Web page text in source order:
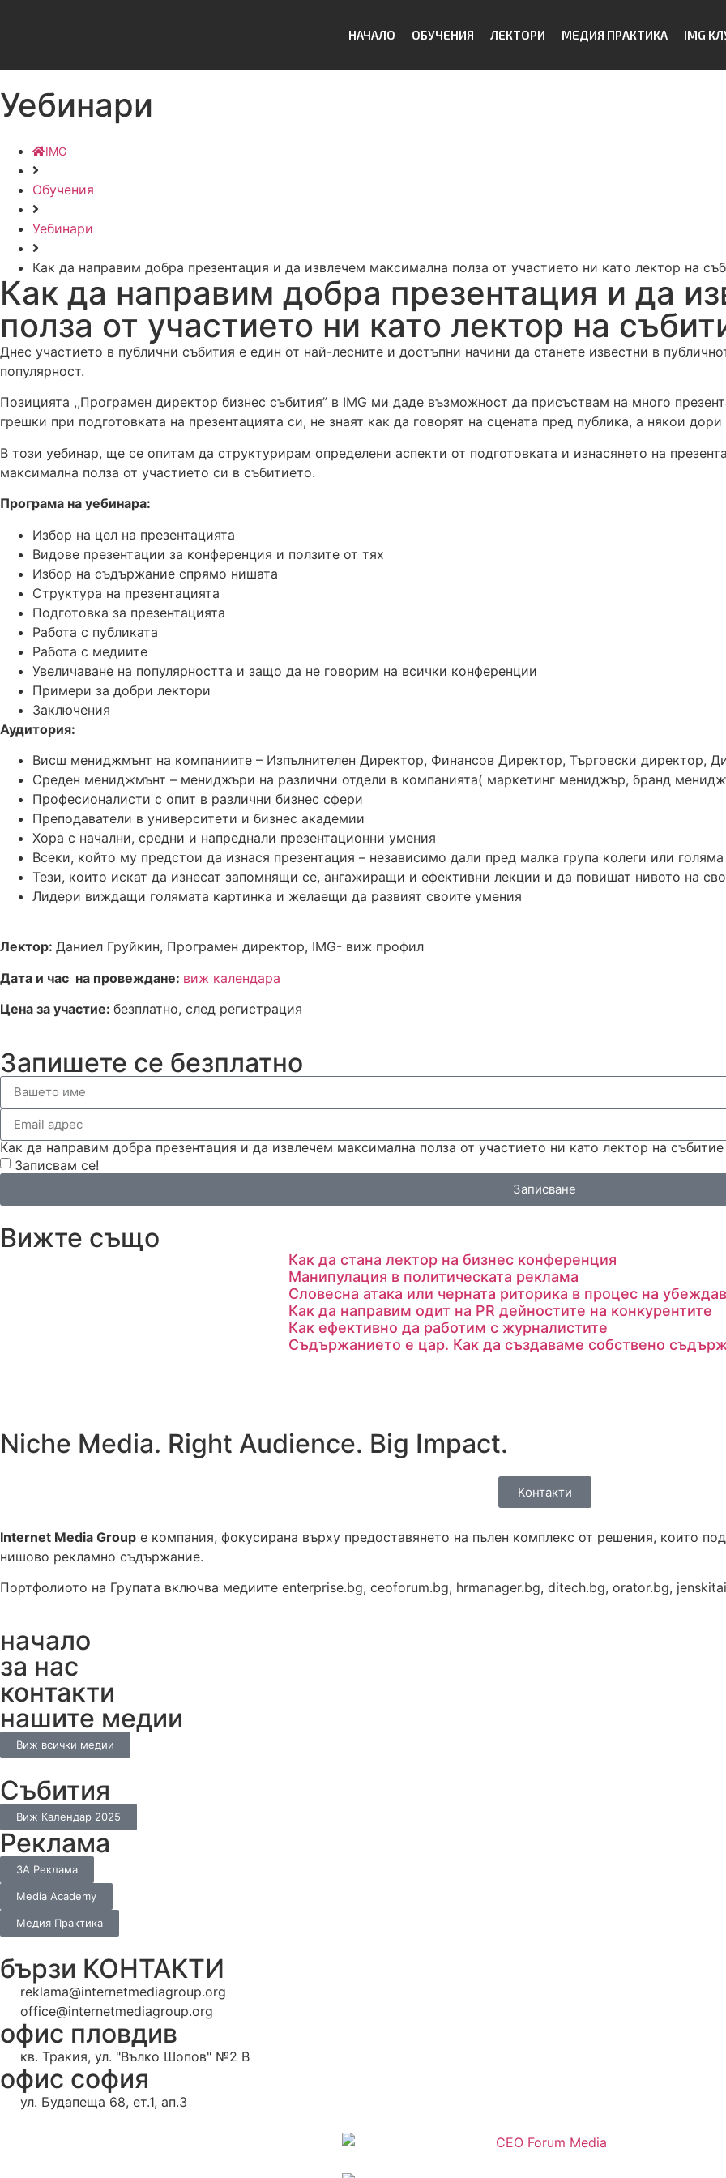
НАЧАЛО ОБУЧЕНИЯ ЛЕКТОРИ МЕДИЯ ПРАКТИКА IMG
Уебинари
Обучения
Уебинари
Как да направим добра презентация и да извлечем максимална полза от участието ни като лектор на
Как да направим добра презентация и да
полза от участието ни като лектор на
Днес участието в публични събития е един от най-лесните и достъпни начини да станете известни в
популярност.
Позицията ,,Програмен директор бизнес събития” в IMG ми даде възможност да присъствам на много
грешки при подготовката на презентацията си, не знаят как да говорят на сцената пред публика, а някои
В този уебинар, ще се опитам да структурирам определени аспекти от подготовката и изнасянето на
максимална полза от участието си в събитието.
Програма на уебинара:
Избор на цел на презентацията
Видове презентации за конференция и ползите от тях
Избор на съдържание спрямо нишата
Структура на презентацията
Подготовка за презентацията
Работа с публиката
Работа с медиите
Увеличаване на популярността и защо да не говорим на всички конференции
Примери за добри лектори
Заключения
Аудитория:
Висш мениджмънт на компаниите – Изпълнителен Директор, Финансов Директор, Търговски директор,
Среден мениджмънт – мениджъри на различни отдели в компанията( маркетинг мениджър, бранд
Професионалисти с опит в различни бизнес сфери
Преподаватели в университети и бизнес академии
Хора с начални, средни и напреднали презентационни умения
Всеки, който му предстои да изнася презентация – независимо дали пред малка група колеги или
Тези, които искат да изнесат запомнящи се, ангажиращи и ефективни лекции и да повишат нивото на
Лидери виждащи голямата картинка и желаещи да развият своите умения
Лектор: Даниел Груйкин, Програмен директор, IMG- виж профил
Дата и час на провеждане: виж календара
Цена за участие: безплатно, след регистрация
Запишете се безплатно
Как да направим добра презентация и да извлечем максимална полза от участието ни като лектор на събитие
Записвам се!
Записване
Вижте също
Как да стана лектор на бизнес конференция
Манипулация в политическата реклама
Словесна атака или черната риторика в процес на
Как да направим одит на PR дейностите на конкурентите
Как ефективно да работим с журналистите
Съдържанието е цар. Как да създаваме собствено
Niche Media. Right Audience. Big Impact.
Контакти
Internet Media Group е компания, фокусирана върху предоставянето на пълен комплекс от решения, които
нишово рекламно съдържание.
Портфолиото на Групата включва медиите enterprise.bg, ceoforum.bg, hrmanager.bg, ditech.bg, orator.bg,
начало
за нас
контакти
нашите медии
Виж всички медии
Събития
Виж Календар 2025
Реклама
ЗА Реклама
Media Academy
Медия Практика
бързи КОНТАКТИ
reklama@internetmediagroup.org
office@internetmediagroup.org
офис пловдив
кв. Тракия, ул. "Вълко Шопов" №2 В
офис софия
ул. Будапеща 68, ет.1, ап.3